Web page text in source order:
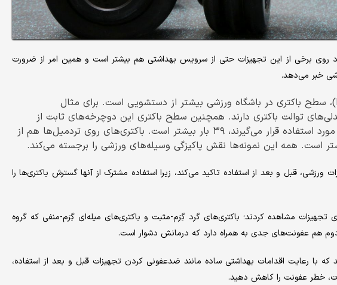
روی برخی از این تجهیزات حتی از سرویس بهداشتی هم بیشتر است و همین امر از ضرورت
خبر می‌دهد.
طبق یک مطالعه از «فیت‌ریتد» (FitRated)، سطح باکتری در باشگاه ورزشی بیشتر از دستشویی است. برای مثال
بیشتر از صندلی‌های توالت باکتری دارند. همچنین سطح باکتری این دوچرخه‌های ثابت از
سینی‌های کافه‌ها و رستوران‌ها که مجددا مورد استفاده قرار می‌گیرند، ۳۹ بار بیشتر است. باکتری‌های روی تردمیل‌ها هم از
است. همه این نمونه‌ها نقش پاکیزگی وسیله‌های ورزشی را برجسته می‌کند.
قبل و بعد از استفاده تاکید می‌کند، زیرا استفاده مشترک از آنها گسترش باکتری‌ها را
تجهیزات مشاهده کردند؛ باکتری‌های گرد گِرَم-مثبت و باکتری‌های میله‌ای گِرَم-منفی که گروه
هم عفونت‌های جدی به همراه دارد که درمانش دشوار است.
که با رعایت اقدامات بهداشتی ساده مانند ضدعفونی کردن تجهیزات قبل و بعد از استفاده،
خطر عفونت را کاهش دهید.